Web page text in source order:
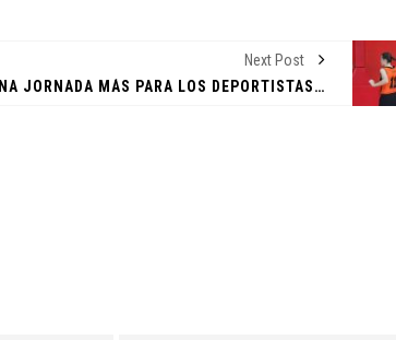
Next Post
UNA JORNADA MÁS PARA LOS DEPORTISTAS DE LA FCC